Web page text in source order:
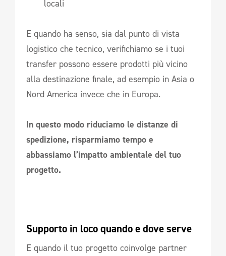
locali
E quando ha senso, sia dal punto di vista
logistico che tecnico, verifichiamo se i tuoi
transfer possono essere prodotti più vicino
alla destinazione finale, ad esempio in Asia o
Nord America invece che in Europa.
In questo modo riduciamo le distanze di
spedizione, risparmiamo tempo e
abbassiamo l’impatto ambientale del tuo
progetto.
Supporto in loco quando e dove serve
E quando il tuo progetto coinvolge partner